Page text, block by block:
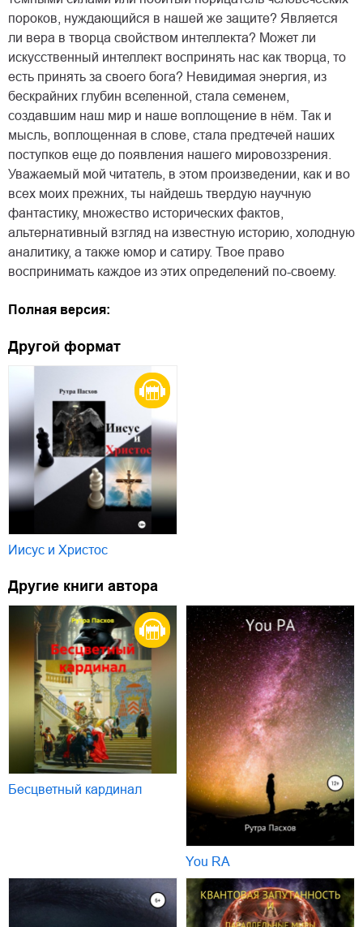
пороков, нуждающийся в нашей же защите? Является
ли вера в творца свойством интеллекта? Может ли
искусственный интеллект воспринять нас как творца, то
есть принять за своего бога? Невидимая энергия, из
бескрайних глубин вселенной, стала семенем,
создавшим наш мир и наше воплощение в нём. Так и
мысль, воплощенная в слове, стала предтечей наших
поступков еще до появления нашего мировоззрения.
Уважаемый мой читатель, в этом произведении, как и во
всех моих прежних, ты найдешь твердую научную
фантастику, множество исторических фактов,
альтернативный взгляд на известную историю, холодную
аналитику, а также юмор и сатиру. Твое право
воспринимать каждое из этих определений по-своему.
Полная версия:
Другой формат
Иисус и Христос
Другие книги автора
Бесцветный кардинал
You RA